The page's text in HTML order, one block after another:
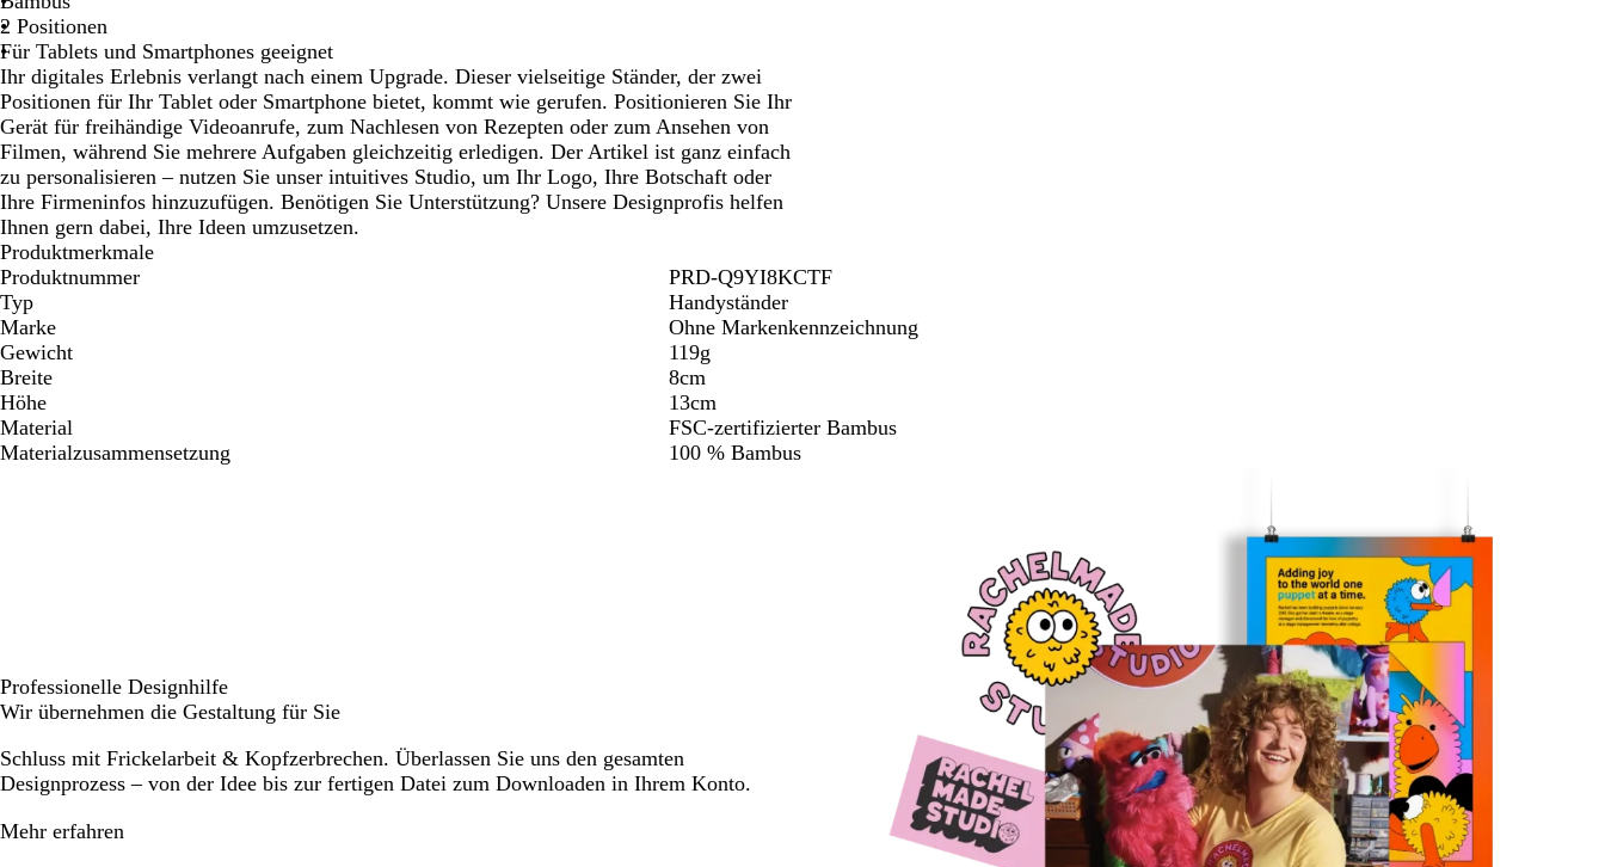
Schwenken.
2 Positionen
Für Tablets und Smartphones geeignet
Ihr digitales Erlebnis verlangt nach einem Upgrade. Dieser vielseitige Ständer, der zwei
Positionen für Ihr Tablet oder Smartphone bietet, kommt wie gerufen. Positionieren Sie Ihr
Gerät für freihändige Videoanrufe, zum Nachlesen von Rezepten oder zum Ansehen von
Filmen, während Sie mehrere Aufgaben gleichzeitig erledigen. Der Artikel ist ganz einfach
zu personalisieren – nutzen Sie unser intuitives Studio, um Ihr Logo, Ihre Botschaft oder
Ihre Firmeninfos hinzuzufügen. Benötigen Sie Unterstützung? Unsere Designprofis helfen
Ihnen gern dabei, Ihre Ideen umzusetzen.
Produktmerkmale
Produktnummer
PRD-Q9YI8KCTF
Typ
Handyständer
Marke
Ohne Markenkennzeichnung
Gewicht
119g
Breite
8cm
Höhe
13cm
Material
FSC-zertifizierter Bambus
Materialzusammensetzung
100 % Bambus
Professionelle Designhilfe
Wir übernehmen die Gestaltung für Sie
Schluss mit Frickelarbeit & Kopfzerbrechen. Überlassen Sie uns den gesamten
Designprozess – von der Idee bis zur fertigen Datei zum Downloaden in Ihrem Konto.
Mehr erfahren